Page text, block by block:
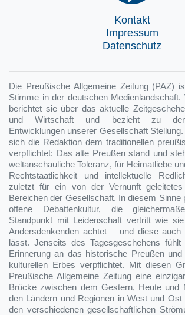
Kontakt
Impressum
Datenschutz
Die Preußische Allgemeine Zeitung (PAZ)
Stimme in der deutschen
berichtet sie über das aktuelle
und Wirtschaft und bezieht zu den
Entwicklungen unserer Gesellschaft
sich die Redaktion dem traditionellen
verpflichtet: Das alte Preußen stand und
weltanschauliche Toleranz, für Heimatliebe
Rechtstaatlichkeit und intellektuelle
zuletzt für ein von der Vernunft
Bereichen der Gesellschaft. In diesem Sinne
offene Debattenkultur, die
Standpunkt mit Leidenschaft vertritt wie
Andersdenkenden achtet – und diese
lässt. Jenseits des Tagesgeschehens
Erinnerung an das historische Preußen
kulturellen Erbes verpflichtet. Mit diesen
Preußische Allgemeine Zeitung eine
Brücke zwischen dem Gestern, Heute und
den Ländern und Regionen in West und
den verschiedenen gesellschaftlichen